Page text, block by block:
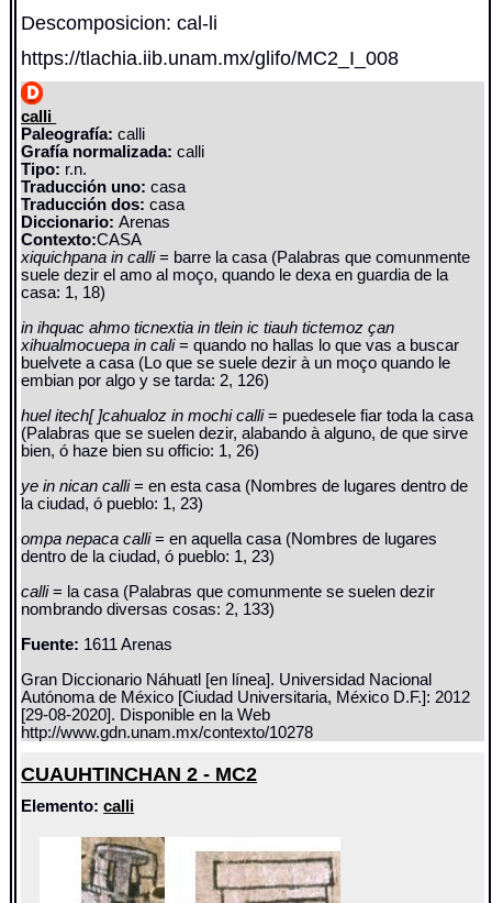
Descomposicion: cal-li
https://tlachia.iib.unam.mx/glifo/MC2_I_008
calli
Paleografía: calli
Grafía normalizada: calli
Tipo: r.n.
Traducción uno: casa
Traducción dos: casa
Diccionario:Arenas
Contexto:CASA
xiquichpana in calli= barre la casa (Palabras que comunmente
suele dezir el amo al moço, quando le dexa en guardia de la
casa: 1, 18)
in ihquac ahmo ticnextia in tlein ic tiauh tictemoz çan
xihualmocuepa in cali= quando no hallas lo que vas a buscar
buelvete a casa (Lo que se suele dezir à un moço quando le
embian por algo y se tarda: 2, 126)
huel itech[ ]cahualoz in mochi calli= puedesele fiar toda la casa
(Palabras que se suelen dezir, alabando à alguno, de que sirve
bien, ó haze bien su officio: 1, 26)
ye in nican calli= en esta casa (Nombres de lugares dentro de
la ciudad, ó pueblo: 1, 23)
ompa nepaca calli= en aquella casa (Nombres de lugares
dentro de la ciudad, ó pueblo: 1, 23)
calli= la casa (Palabras que comunmente se suelen dezir
nombrando diversas cosas: 2, 133)
Fuente: 1611 Arenas
Gran Diccionario Náhuatl [en línea]. Universidad Nacional
Autónoma de México [Ciudad Universitaria, México D.F.]: 2012
[29-08-2020]. Disponible en la Web
http://www.gdn.unam.mx/contexto/10278
CUAUHTINCHAN 2 - MC2
Elemento:calli